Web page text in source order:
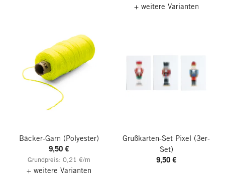
+ weitere Varianten
Bäcker-Garn (Polyester)
9,50 €
Grundpreis: 0,21 €/m
+ weitere Varianten
Grußkarten-Set Pixel (3er-
Set)
9,50 €